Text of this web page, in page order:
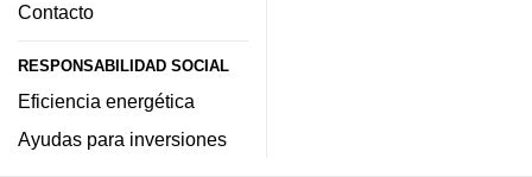
Contacto
RESPONSABILIDAD SOCIAL
Eficiencia energética
Ayudas para inversiones